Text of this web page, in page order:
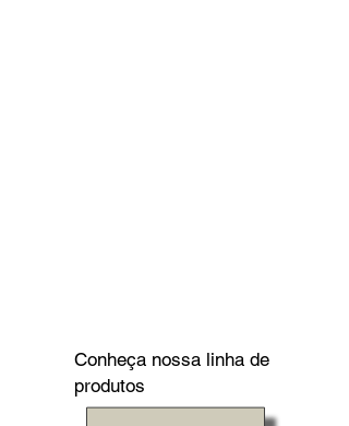
Conheça nossa linha de
produtos